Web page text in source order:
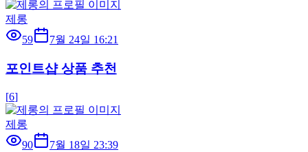
제롱
59
7월 24일 16:21
포인트샵 상품 추천
[6]
제롱
90
7월 18일 23:39